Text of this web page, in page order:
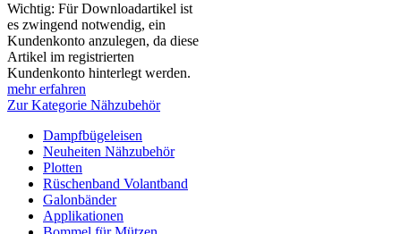
Wichtig: Für Downloadartikel ist
es zwingend notwendig, ein
Kundenkonto anzulegen, da diese
Artikel im registrierten
Kundenkonto hinterlegt werden.
mehr erfahren
Zur Kategorie Nähzubehör
Dampfbügeleisen
Neuheiten Nähzubehör
Plotten
Rüschenband Volantband
Galonbänder
Applikationen